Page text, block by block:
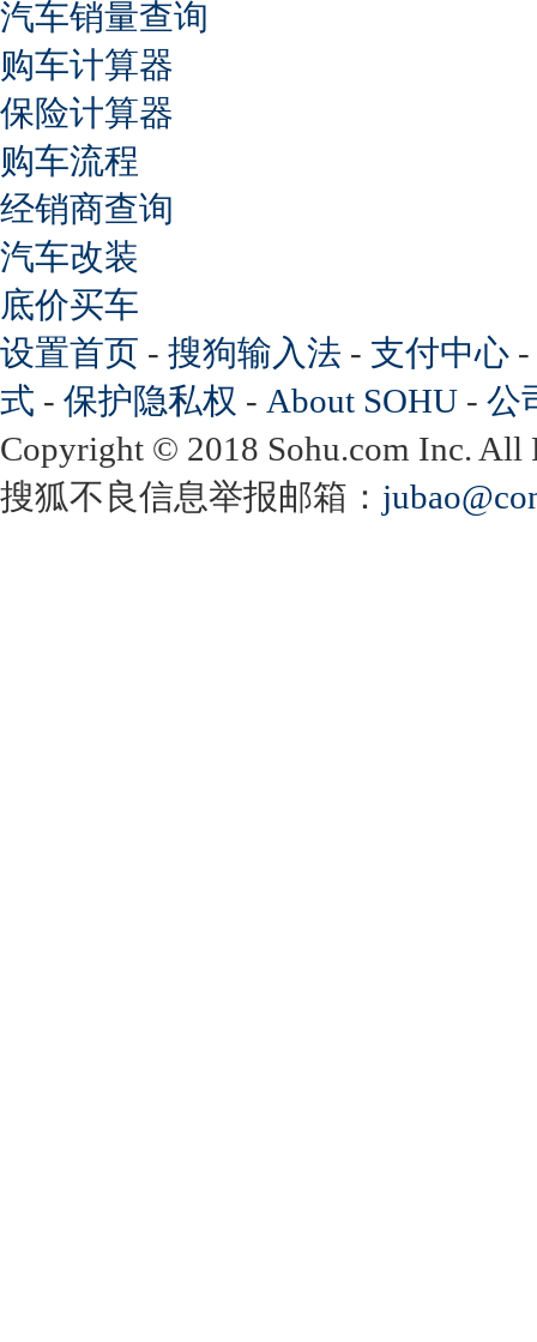
汽车销量查询
购车计算器
保险计算器
购车流程
经销商查询
汽车改装
底价买车
设置首页 - 搜狗输入法 - 支付中心 -
式 - 保护隐私权 - About SOHU - 公
Copyright © 2018 Sohu.com Inc.
搜狐不良信息举报邮箱：